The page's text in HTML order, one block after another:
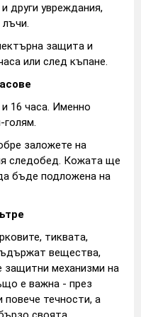
други увреждания,
защита и
или след къпане.
16 часа. Именно
голям.
заложете на
следобед. Кожата ще
бъде подложена на
тиквата,
вещества,
защитни механизми на
е важна - през
повече течности, а